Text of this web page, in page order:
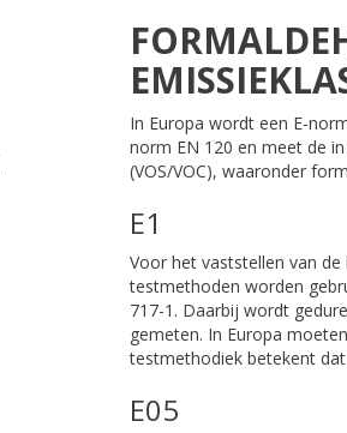
In Europa wordt een E-
norm EN 120 en meet de
(VOS/VOC), waaronder
E1
Voor het vaststellen van
testmethoden worden
717-1. Daarbij wordt
gemeten. In Europa
testmethodiek betekent
E05